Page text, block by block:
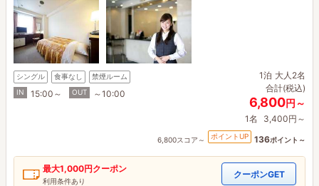
シングル 食事なし
禁煙ルーム
IN
15:00～ OUT ～10:00
1泊 大人2名
合計(税込)
6,800円～
1名 3,400円～
6,800スコア～ ポイントUP 136ポイント～
最大1,000円クーポン
利用条件あり
クーポンGET